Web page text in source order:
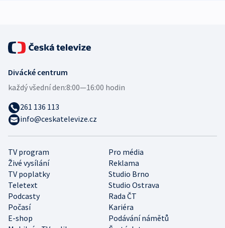
TV program
Pro média
Živé vysílání
Reklama
TV poplatky
Studio Brno
Teletext
Studio Ostrava
Podcasty
Rada ČT
Počasí
Kariéra
E-shop
Podávání námětů
Divácké centrum
každý všední den:8:00—16:00 hodin
261 136 113
info@ceskatelevize.cz